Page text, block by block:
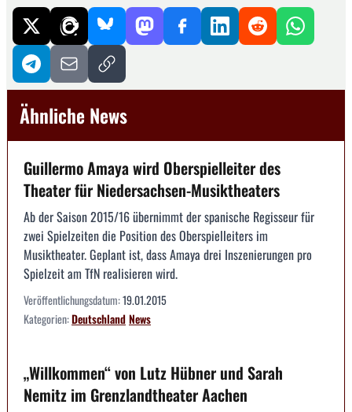
Ähnliche News
Guillermo Amaya wird Oberspielleiter des
Theater für Niedersachsen-Musiktheaters
Ab der Saison 2015/16 übernimmt der spanische Regisseur für
zwei Spielzeiten die Position des Oberspielleiters im
Musiktheater. Geplant ist, dass Amaya drei Inszenierungen pro
Spielzeit am TfN realisieren wird.
Veröffentlichungsdatum:19.01.2015
Kategorien:DeutschlandNews
„Willkommen“ von Lutz Hübner und Sarah
Nemitz im Grenzlandtheater Aachen